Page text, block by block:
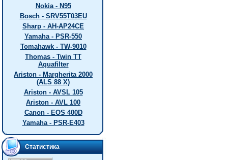
Nokia - N95
Bosch - SRV55T03EU
Sharp - AH-AP24CE
Yamaha - PSR-550
Tomahawk - TW-9010
Thomas - Twin TT
Aquafilter
Ariston - Margherita 2000
(ALS 88 X)
Ariston - AVSL 105
Ariston - AVL 100
Canon - EOS 400D
Yamaha - PSR-E403
Статистика